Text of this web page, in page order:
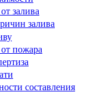
залива
залива
пожара
составления